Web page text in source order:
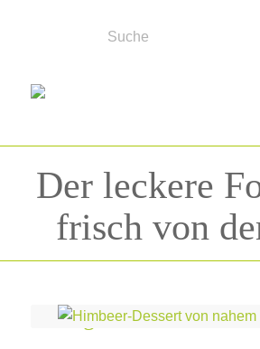
Der leckere
frisch von
Schlagwortarchiv für: